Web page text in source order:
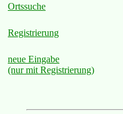
Ortssuche
Registrierung
neue Eingabe
(nur mit Registrierung)